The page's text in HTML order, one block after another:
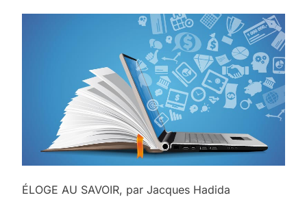
ÉLOGE AU SAVOIR, par Jacques Hadida